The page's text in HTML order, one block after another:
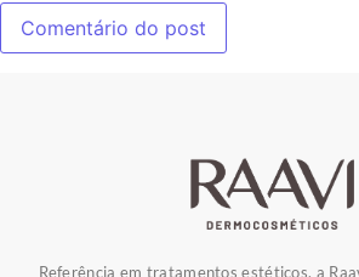
Referência em tratamentos estéticos, a